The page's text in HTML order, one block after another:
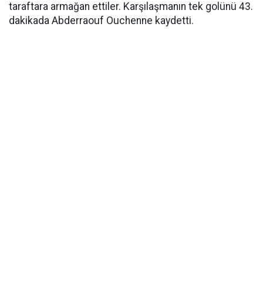
taraftara armağan ettiler. Karşılaşmanın tek golünü 43.
dakikada Abderraouf Ouchenne kaydetti.